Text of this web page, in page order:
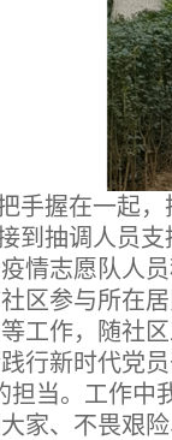
手握在一起，
到抽调人员
情志愿队人
区参与所在
工作，随社
行新时代党
担当。工作中
家、不畏艰